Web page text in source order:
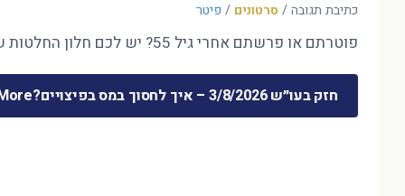
כתיבת תגובה/ סרטונים / פיטר
פוטרתם או פרשתם אחרי גיל 55? יש לכם חלון החלטות של חודשים ספורים — והוא קובע את 30 השנים הבאות. המדריך המלא לכסף שמשתחרר …
חזק בעו״ש 3/8/2026 – איך לחסוך במס בפיצויים? »